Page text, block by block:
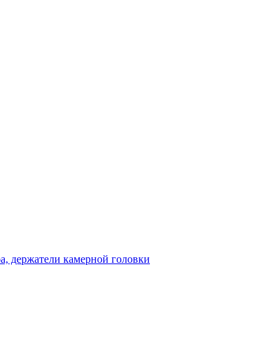
держатели камерной головки